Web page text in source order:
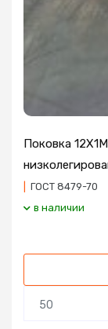
Поковка
ГОСТ 8479-70
в наличии
50